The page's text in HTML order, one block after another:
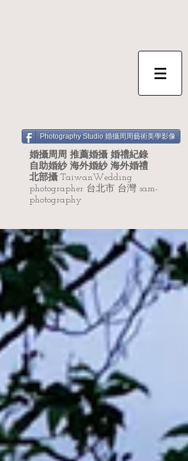
Photography Studio 婚攝周周藝術美學影像
婚攝周周 推薦婚攝 婚禮紀錄
自助婚紗 海外婚紗 海外婚禮
北部攝 TaiwanWedding
photographer 台北市 台灣 sam-
photography